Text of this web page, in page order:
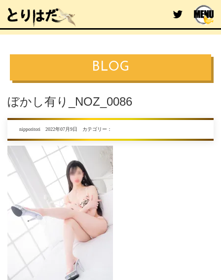
BLOG
ぼかし有り_NOZ_0086
nipporitori 2022年07月9日 カテゴリー：